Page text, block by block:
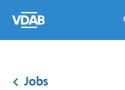
naar
een
een
job
naar
Jobs